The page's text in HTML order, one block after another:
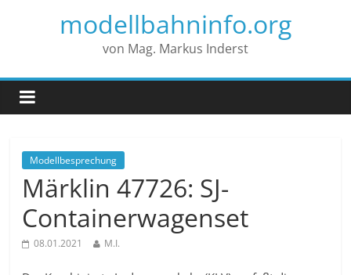
modellbahninfo.org
von Mag. Markus Inderst
Modellbesprechung
Märklin 47726: SJ-
Containerwagenset
08.01.2021 M.I.